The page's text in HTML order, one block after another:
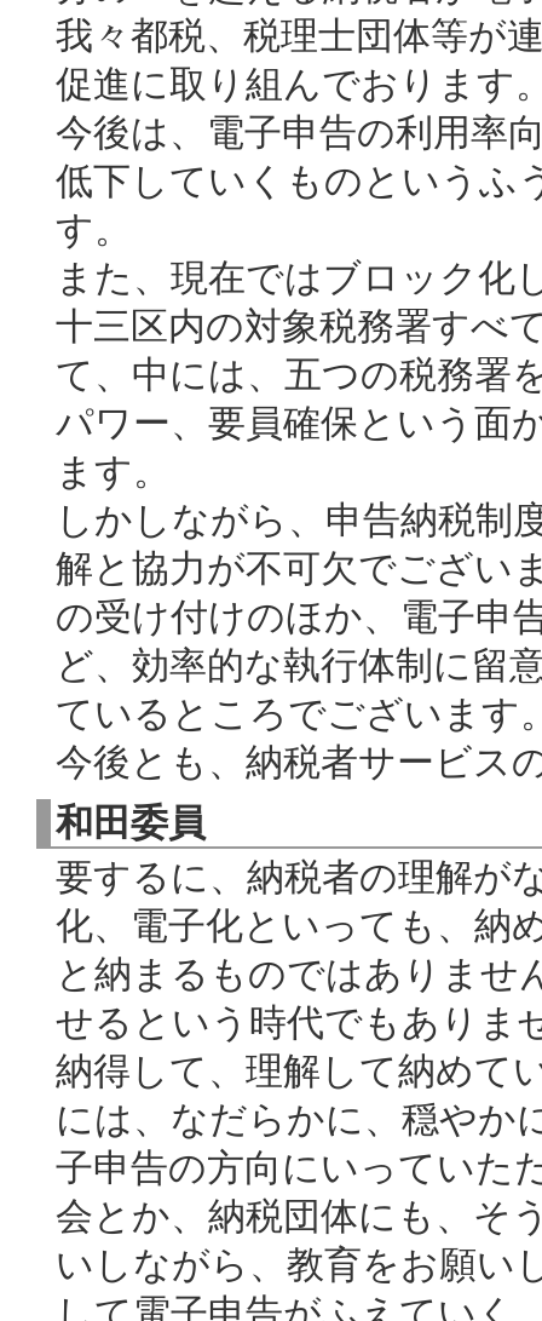
我々都税、税理士団体等が
促進に取り組んでおります
今後は、電子申告の利用率
低下していくものというふ
す。
また、現在ではブロック化
十三区内の対象税務署すべ
て、中には、五つの税務署
パワー、要員確保という面
ます。
しかしながら、申告納税制
解と協力が不可欠でござい
の受け付けのほか、電子申
ど、効率的な執行体制に留
ているところでございます
今後とも、納税者サービス
和田委員
要するに、納税者の理解が
化、電子化といっても、納
と納まるものではありませ
せるという時代でもありま
納得して、理解して納めて
には、なだらかに、穏やか
子申告の方向にいっていた
会とか、納税団体にも、そ
いしながら、教育をお願い